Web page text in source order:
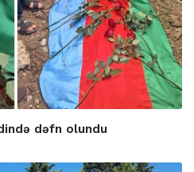
dəfn olundu